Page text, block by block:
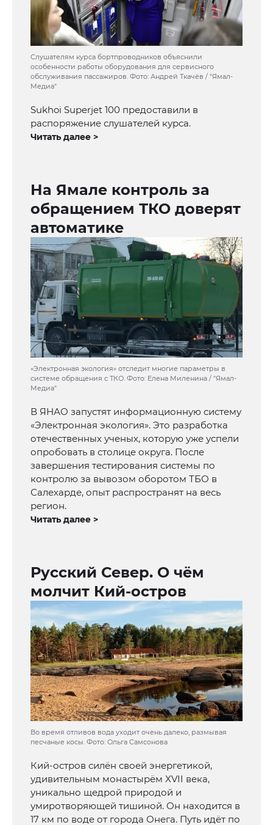
Слушателям курса бортпроводников объяснили
особенности работы оборудования для сервисного
обслуживания пассажиров. Фото: Андрей Ткачёв / "Ямал-
Медиа"
Sukhoi Superjet 100 предоставили в
распоряжение слушателей курса.
Читать далее >
На Ямале контроль за
обращением ТКО доверят
автоматике
«Электронная экология» отследит многие параметры в
системе обращения с ТКО. Фото: Елена Миленина / "Ямал-
Медиа"
В ЯНАО запустят информационную систему
«Электронная экология». Это разработка
отечественных ученых, которую уже успели
опробовать в столице округа. После
завершения тестирования системы по
контролю за вывозом оборотом ТБО в
Салехарде, опыт распространят на весь
регион.
Читать далее >
Русский Север. О чём
молчит Кий-остров
Во время отливов вода уходит очень далеко, размывая
песчаные косы. Фото: Ольга Самсонова
Кий-остров силён своей энергетикой,
удивительным монастырём XVII века,
уникально щедрой природой и
умиротворяющей тишиной. Он находится в
17 км по воде от города Онега. Путь идёт по